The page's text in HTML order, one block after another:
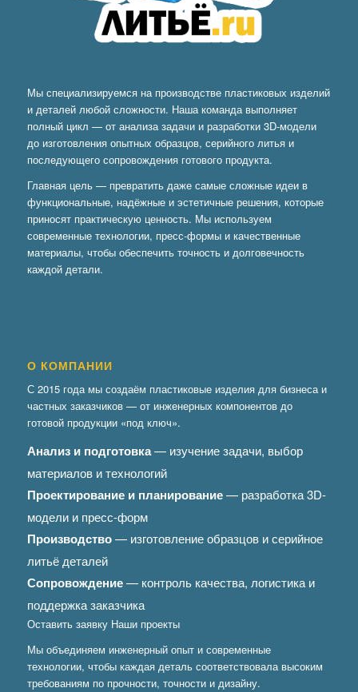
Мы специализируемся на производстве пластиковых изделий
и деталей любой сложности. Наша команда выполняет
полный цикл — от анализа задачи и разработки 3D-модели
до изготовления опытных образцов, серийного литья и
последующего сопровождения готового продукта.
Главная цель — превратить даже самые сложные идеи в
функциональные, надёжные и эстетичные решения, которые
приносят практическую ценность. Мы используем
современные технологии, пресс-формы и качественные
материалы, чтобы обеспечить точность и долговечность
каждой детали.
О КОМПАНИИ
С 2015 года мы создаём пластиковые изделия для бизнеса и
частных заказчиков — от инженерных компонентов до
готовой продукции «под ключ».
Анализ и подготовка— изучение задачи, выбор
материалов и технологий
Проектирование и планирование— разработка 3D-
модели и пресс-форм
Производство— изготовление образцов и серийное
литьё деталей
Сопровождение— контроль качества, логистика и
поддержка заказчика
Оставить заявку Наши проекты
Мы объединяем инженерный опыт и современные
технологии, чтобы каждая деталь соответствовала высоким
требованиям по прочности, точности и дизайну.